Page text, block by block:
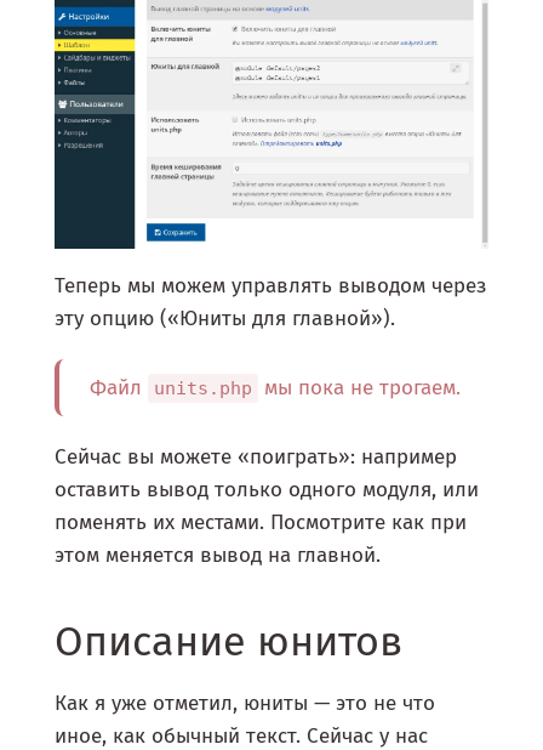
Теперь мы можем управлять выводом через
эту опцию («Юниты для главной»).
Файл units.php мы пока не трогаем.
Сейчас вы можете «поиграть»: например
оставить вывод только одного модуля, или
поменять их местами. Посмотрите как при
этом меняется вывод на главной.
Описание юнитов
Как я уже отметил, юниты — это не что
иное, как обычный текст. Сейчас у нас